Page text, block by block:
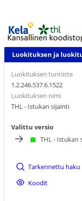
Luokituksen ja
Luokituksen tunniste
1.2.246.537.6.1522
Luokituksen nimi
THL - Istukan sijainti
Valittu versio
THL - Istukan
Tarkennettu haku
Koodit